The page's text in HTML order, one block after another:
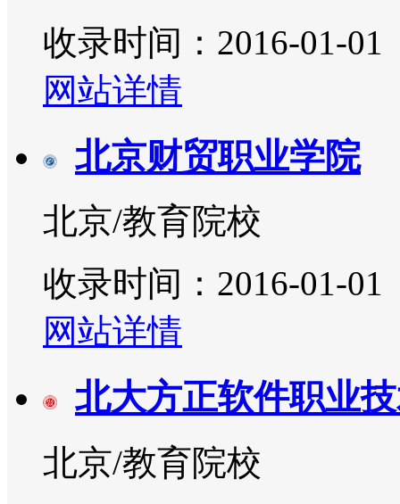
收录时间：2016-01-01
网站详情
北京财贸职业学院
北京/教育院校
收录时间：2016-01-01
网站详情
北大方正软件职业
北京/教育院校